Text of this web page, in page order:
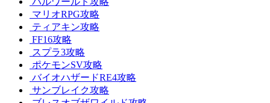
マリオRPG攻略
ティアキン攻略
FF16攻略
スプラ3攻略
ポケモンSV攻略
バイオハザードRE4攻略
サンブレイク攻略